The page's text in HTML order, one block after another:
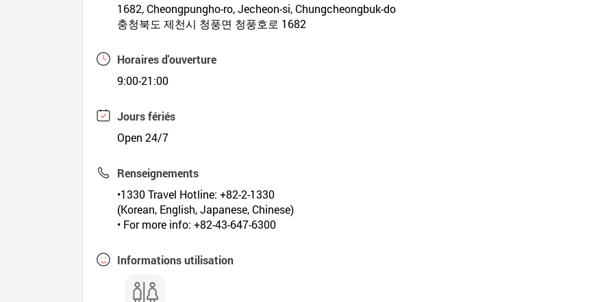
1682, Cheongpungho-ro, Jecheon-si, Chungcheongbuk-do
충청북도 제천시 청풍면 청풍호로 1682
Horaires d'ouverture
9:00-21:00
Jours fériés
Open 24/7
Renseignements
•1330 Travel Hotline: +82-2-1330
(Korean, English, Japanese, Chinese)
• For more info: +82-43-647-6300
Informations utilisation